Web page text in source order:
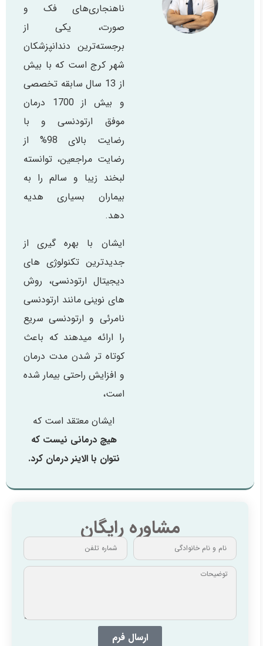
ناهنجاری‌های فک و
صورت، یکی از
برجسته‌ترین دندانپزشکان
شهر کرج است که با بیش
از 13 سال سابقه تخصصی
و بیش از 1700 درمان
موفق ارتودنسی و با
رضایت بالای 98% از
رضایت مراجعین، توانسته
لبخند زیبا و سالم را به
بیماران بسیاری هدیه
دهد.
ایشان با بهره گیری از
جدیدترین تکنولوژی های
دیجیتال ارتودنسی، روش
های نوینی مانند ارتودنسی
نامرئی و ارتودنسی سریع
را ارائه میدهند که باعث
کوتاه تر شدن مدت درمان
و افزایش راحتی بیمار شده
است،
ایشان معتقد است که
هیچ درمانی نیست که
نتوان با الاینر درمان کرد.
مشاوره رایگان
ارسال فرم